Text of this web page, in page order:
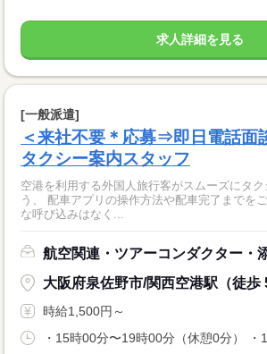
求人詳細を見る
[一般派遣]
＜来社不要＊応募⇒即日電話面
タクシー案内スタッフ
空港を利用する外国人旅行客がスムーズにタ
う、 配車アプリの操作方法や配車完了までをご案内
な呼び込みはなく...
航空関連・ツアーコンダクター・
大阪府泉佐野市/関西空港駅（徒歩
時給1,500円～
・15時00分〜19時00分（休憩0分） ・